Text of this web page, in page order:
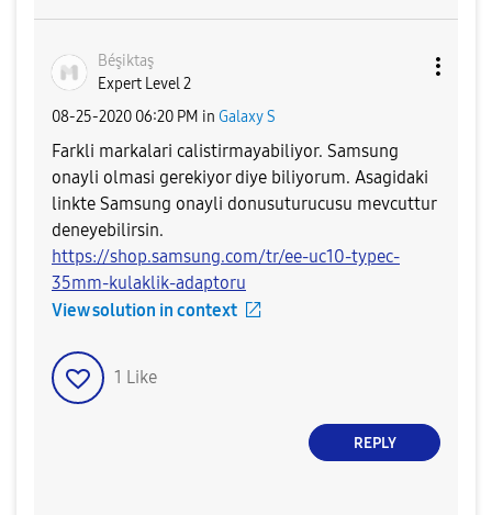
Béşiktaş
Expert Level 2
‎08-25-2020 06:20 PM in Galaxy S
Farkli markalari calistirmayabiliyor. Samsung
onayli olmasi gerekiyor diye biliyorum. Asagidaki
linkte Samsung onayli donusuturucusu mevcuttur
deneyebilirsin.
https://shop.samsung.com/tr/ee-uc10-typec-
35mm-kulaklik-adaptoru
View solution in context
1 Like
REPLY